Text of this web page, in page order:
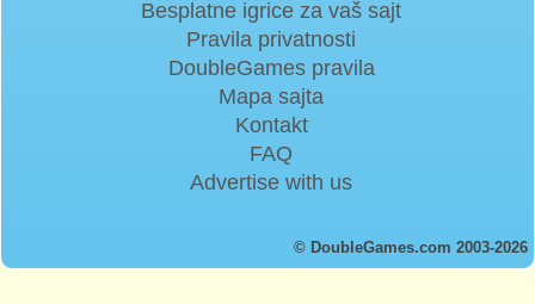
Besplatne igrice za vaš sajt
Pravila privatnosti
DoubleGames pravila
Mapa sajta
Kontakt
FAQ
Advertise with us
© DoubleGames.com 2003-2026